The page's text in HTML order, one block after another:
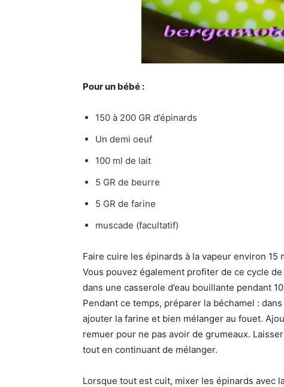
Pour un bébé :
150 à 200 GR d’épinards
Un demi oeuf
100 ml de lait
5 GR de beurre
5 GR de farine
muscade (facultatif)
Faire cuire les épinards à la vapeur environ 15
Vous pouvez également profiter de ce cycle
dans une casserole d’eau bouillante pendant
Pendant ce temps, préparer la béchamel :
ajouter la farine et bien mélanger au fouet.
remuer pour ne pas avoir de grumeaux.
tout en continuant de mélanger.
Lorsque tout est cuit, mixer les épinards avec